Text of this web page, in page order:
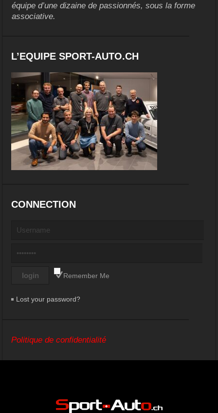
équipe d’une dizaine de passionnés, sous la forme
associative.
L’EQUIPE SPORT-AUTO.CH
CONNECTION
Remember Me
Lost your password?
Politique de confidentialité